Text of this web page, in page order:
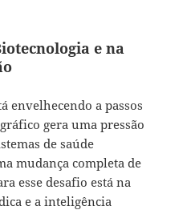
e na
envelhecendo a passos
gera uma pressão
de saúde
mudança completa de
esse desafio está na
e a inteligência